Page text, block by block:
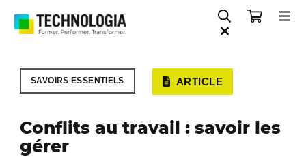
SAVOIRS ESSENTIELS ARTICLE
Conflits au travail : savoir les
gérer